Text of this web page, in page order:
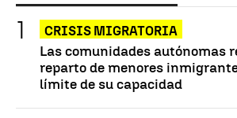
CRISIS MIGRATORIA
Las comunidades autónomas
reparto de menores
límite de su capacidad